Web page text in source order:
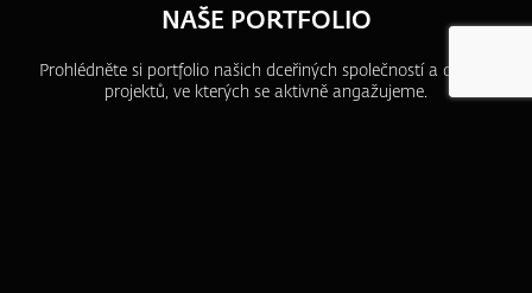
NAŠE PORTFOLIO
Prohlédněte si portfolio našich dceřiných společností a dalších
projektů, ve kterých se aktivně angažujeme.